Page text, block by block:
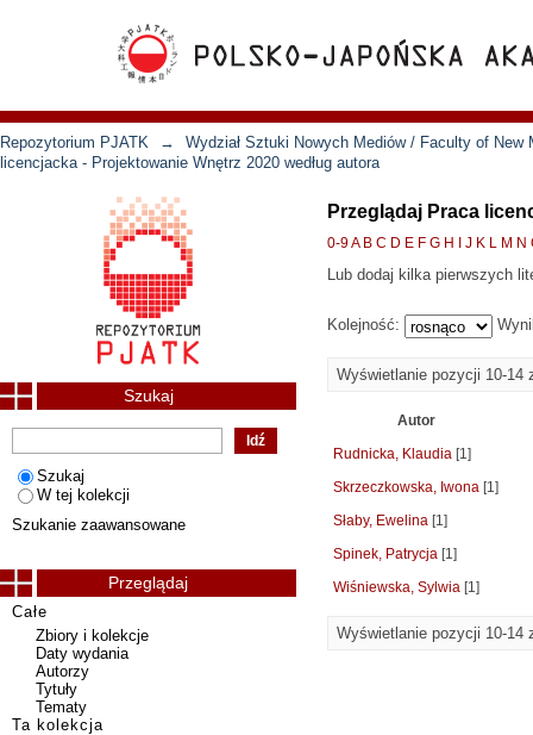
Repozytorium PJATK →
Wydział Sztuki Nowych Mediów / Faculty of New
licencjacka - Projektowanie Wnętrz 2020 według autora
Przeglądaj Praca
0-9A B C D E F G H J K L M N
Lub dodaj kilka pierwszych
Kolejność:
Wyświetlanie pozycji 10-14
Autor
Rudnicka, Klaudia [1]
Skrzeczkowska, Iwona [1]
Słaby, Ewelina [1]
Spinek, Patrycja [1]
Wiśniewska, Sylwia [1]
Wyświetlanie pozycji 10-14
Szukaj
Szukaj
W tej kolekcji
Szukanie zaawansowane
Przeglądaj
Całe
Zbiory i kolekcje
Daty wydania
Autorzy
Tytuły
Tematy
Ta kolekcja